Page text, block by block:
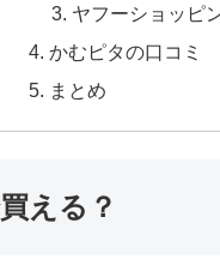
ヤフーショッピ
かむピタの口コミ
まとめ
える？